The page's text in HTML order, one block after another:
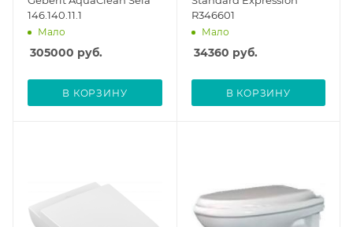
146.140.11.1
Мало
305000 руб.
В КОРЗИНУ
R346601
Мало
34360 руб.
В КОРЗИНУ